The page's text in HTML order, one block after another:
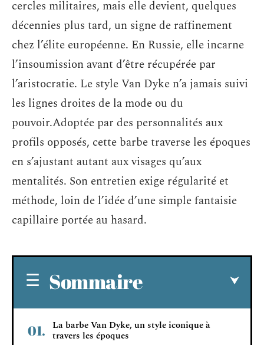
cercles militaires, mais elle devient, quelques
décennies plus tard, un signe de raffinement
chez l’élite européenne. En Russie, elle incarne
l’insoumission avant d’être récupérée par
l’aristocratie. Le style Van Dyke n’a jamais suivi
les lignes droites de la mode ou du
pouvoir.Adoptée par des personnalités aux
profils opposés, cette barbe traverse les époques
en s’ajustant autant aux visages qu’aux
mentalités. Son entretien exige régularité et
méthode, loin de l’idée d’une simple fantaisie
capillaire portée au hasard.
Sommaire
La barbe Van Dyke, un style iconique à
travers les époques